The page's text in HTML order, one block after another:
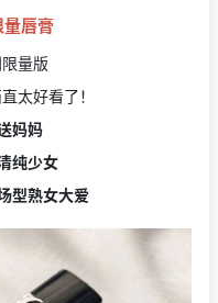
唇膏
量版
太好看了！
妈妈
纯少女
型熟女大爱